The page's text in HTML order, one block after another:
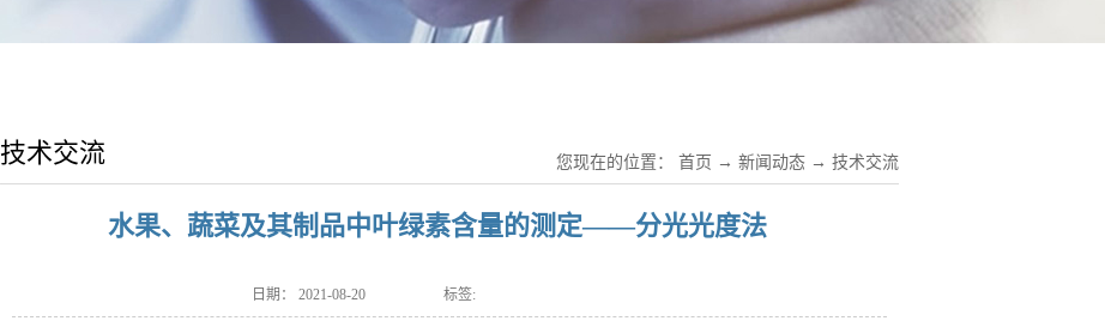
技术交流 您现在的位置： 首页 → 新闻动态 → 技术交流
水果、蔬菜及其制品中叶绿素含量的测定——分光光度法
日期： 2021-08-20 标签: